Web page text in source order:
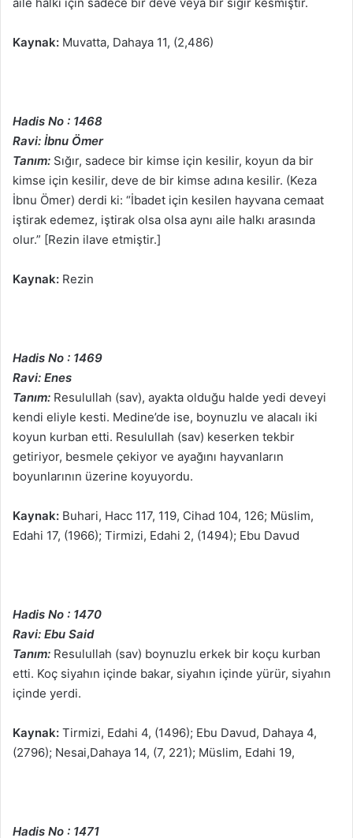
Kaynak: Muvatta, Dahaya 11, (2,486)
Hadis No : 1468
Ravi: İbnu Ömer
Tanım: Sığır, sadece bir kimse için kesilir, koyun da bir
kimse için kesilir, deve de bir kimse adına kesilir. (Keza
İbnu Ömer) derdi ki: “İbadet için kesilen hayvana cemaat
iştirak edemez, iştirak olsa olsa aynı aile halkı arasında
olur.” [Rezin ilave etmiştir.]
Kaynak: Rezin
Hadis No : 1469
Ravi: Enes
Tanım: Resulullah (sav), ayakta olduğu halde yedi deveyi
kendi eliyle kesti. Medine’de ise, boynuzlu ve alacalı iki
koyun kurban etti. Resulullah (sav) keserken tekbir
getiriyor, besmele çekiyor ve ayağını hayvanların
boyunlarının üzerine koyuyordu.
Kaynak: Buhari, Hacc 117, 119, Cihad 104, 126; Müslim,
Edahi 17, (1966); Tirmizi, Edahi 2, (1494); Ebu Davud
Hadis No : 1470
Ravi: Ebu Said
Tanım: Resulullah (sav) boynuzlu erkek bir koçu kurban
etti. Koç siyahın içinde bakar, siyahın içinde yürür, siyahın
içinde yerdi.
Kaynak: Tirmizi, Edahi 4, (1496); Ebu Davud, Dahaya 4,
(2796); Nesai,Dahaya 14, (7, 221); Müslim, Edahi 19,
Hadis No : 1471